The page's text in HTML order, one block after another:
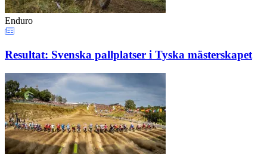
Enduro
Resultat: Svenska pallplatser i Tyska mästerskapet